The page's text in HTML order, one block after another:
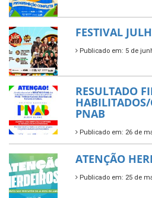
FESTIVAL
Publicado em: 5 de
RESULTADO
PNAB
Publicado em: 26 de
ATENÇÃO
Publicado em: 25 de